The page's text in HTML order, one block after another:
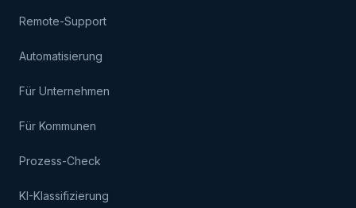
Remote-Support
Automatisierung
Für Unternehmen
Für Kommunen
Prozess-Check
KI-Klassifizierung